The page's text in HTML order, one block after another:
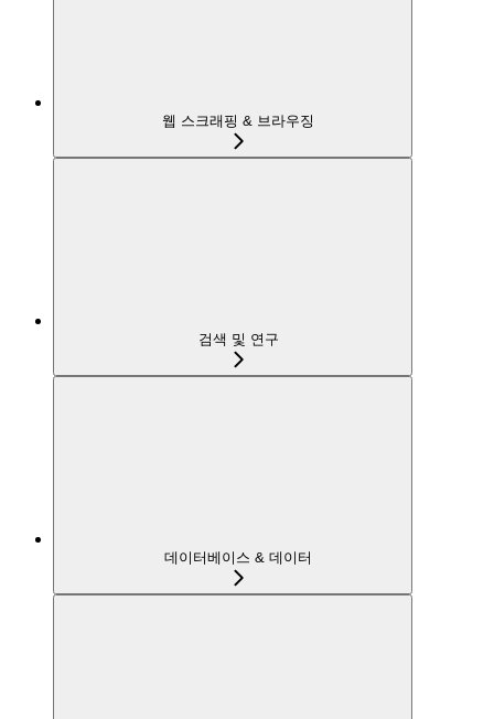
웹 스크래핑 & 브라우징
검색 및 연구
데이터베이스 & 데이터